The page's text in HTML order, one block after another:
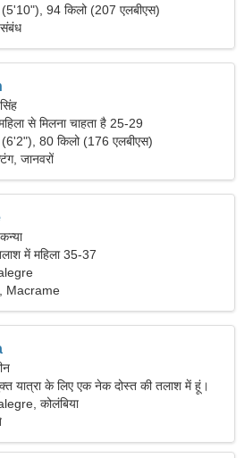
94 किलो (207 एलबीएस)
संबंध
से मिलना चाहता है 25-29
80 किलो (176 एलबीएस)
जानवरों
में महिला 35-37
Macrame
यात्रा के लिए एक नेक दोस्त की तलाश में हूं।
कोलंबिया